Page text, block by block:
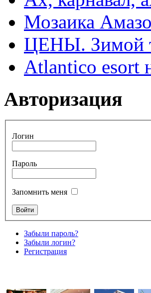
Мозаика
ЦЕНЫ. Зимой
Atlantico esort
Авторизация
Логин
Пароль
Запомнить меня
Забыли пароль?
Забыли логин?
Регистрация